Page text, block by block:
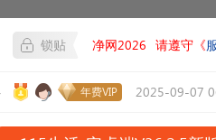
锁贴 净网2026 请遵守《
年费VIP 2025-09-07